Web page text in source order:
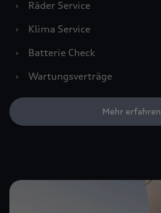
›
Räder Service
›
Klima Service
›
Batterie Check
›
Wartungsverträge
Mehr erfahren